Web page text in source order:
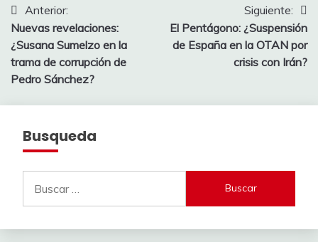
Navegación
de
entradas
Anterior:
Nuevas revelaciones:
¿Susana Sumelzo en la
trama de corrupción de
Pedro Sánchez?
Siguiente:
El Pentágono: ¿Suspensión
de España en la OTAN por
crisis con Irán?
Busqueda